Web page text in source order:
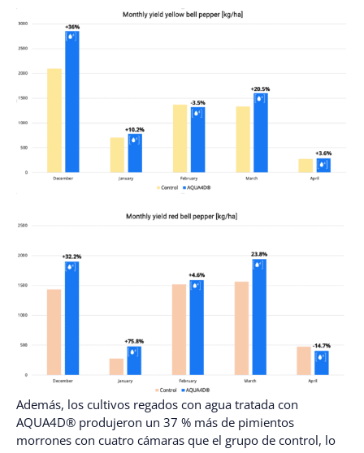
Además, los cultivos regados con agua tratada con
AQUA4D® produjeron un 37 % más de pimientos
morrones con cuatro cámaras que el grupo de control, lo